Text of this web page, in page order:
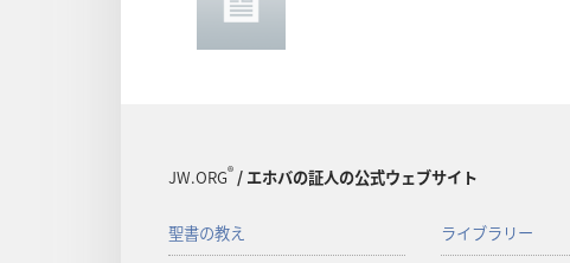
JW.ORG® / エホバの証人の公式ウェブサイト
聖書の教え ライブラリー